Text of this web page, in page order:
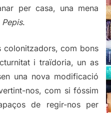
per casa, una mena
.
colonitzadors, com bons
i traïdoria, un as
una nova modificació
nos, com si fóssim
de regir-nos per